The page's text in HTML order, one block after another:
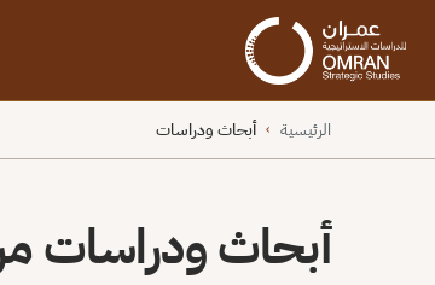
الرئيسية › أبحاث ودراسات
أبحاث ودراسات